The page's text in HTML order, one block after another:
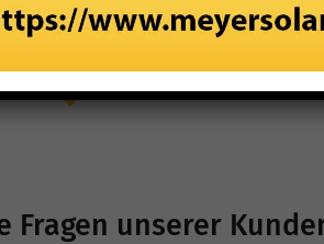
Tool:
Fragen unserer